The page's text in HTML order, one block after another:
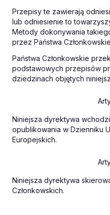
Przepisy te zawierają
lub odniesienie to
Metody dokonywania
przez Państwa
Państwa Członkowskie
podstawowych przepisów
dziedzinach objętych
Niniejsza dyrektywa
opublikowania w Dzienniku
Europejskich.
Niniejsza dyrektywa
Członkowskich.